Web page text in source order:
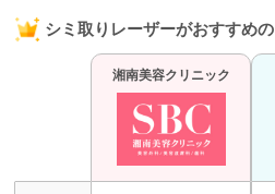
シミ取りレーザーがおすすめ
湘南美容クリニック